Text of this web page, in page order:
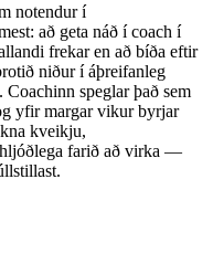
notendur í
að geta náð í coach í
frekar en að bíða eftir
niður í áþreifanleg
speglar það sem
yfir margar vikur byrjar
kveikju,
farið að virka —